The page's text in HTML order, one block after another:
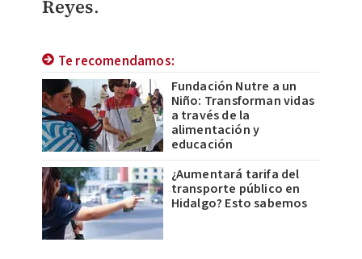
Reyes.
Te recomendamos:
Fundación Nutre a un
Niño: Transforman vidas
a través de la
alimentación y
educación
¿Aumentará tarifa del
transporte público en
Hidalgo? Esto sabemos